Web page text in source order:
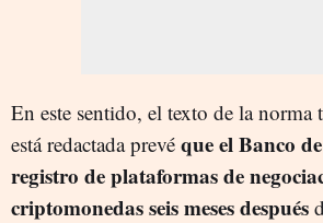
En este sentido, el texto de la norma
está redactada prevé que el Banco
registro de plataformas de
criptomonedas seis meses después